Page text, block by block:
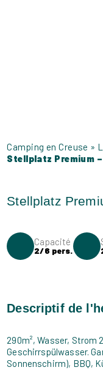
Camping en Creuse »
Stellplatz Premium –
Capacité
2/6 pers.
Descriptif de
290m², Wasser, Strom
Geschirrspülwasser.
Sonnenschirm), BBQ,